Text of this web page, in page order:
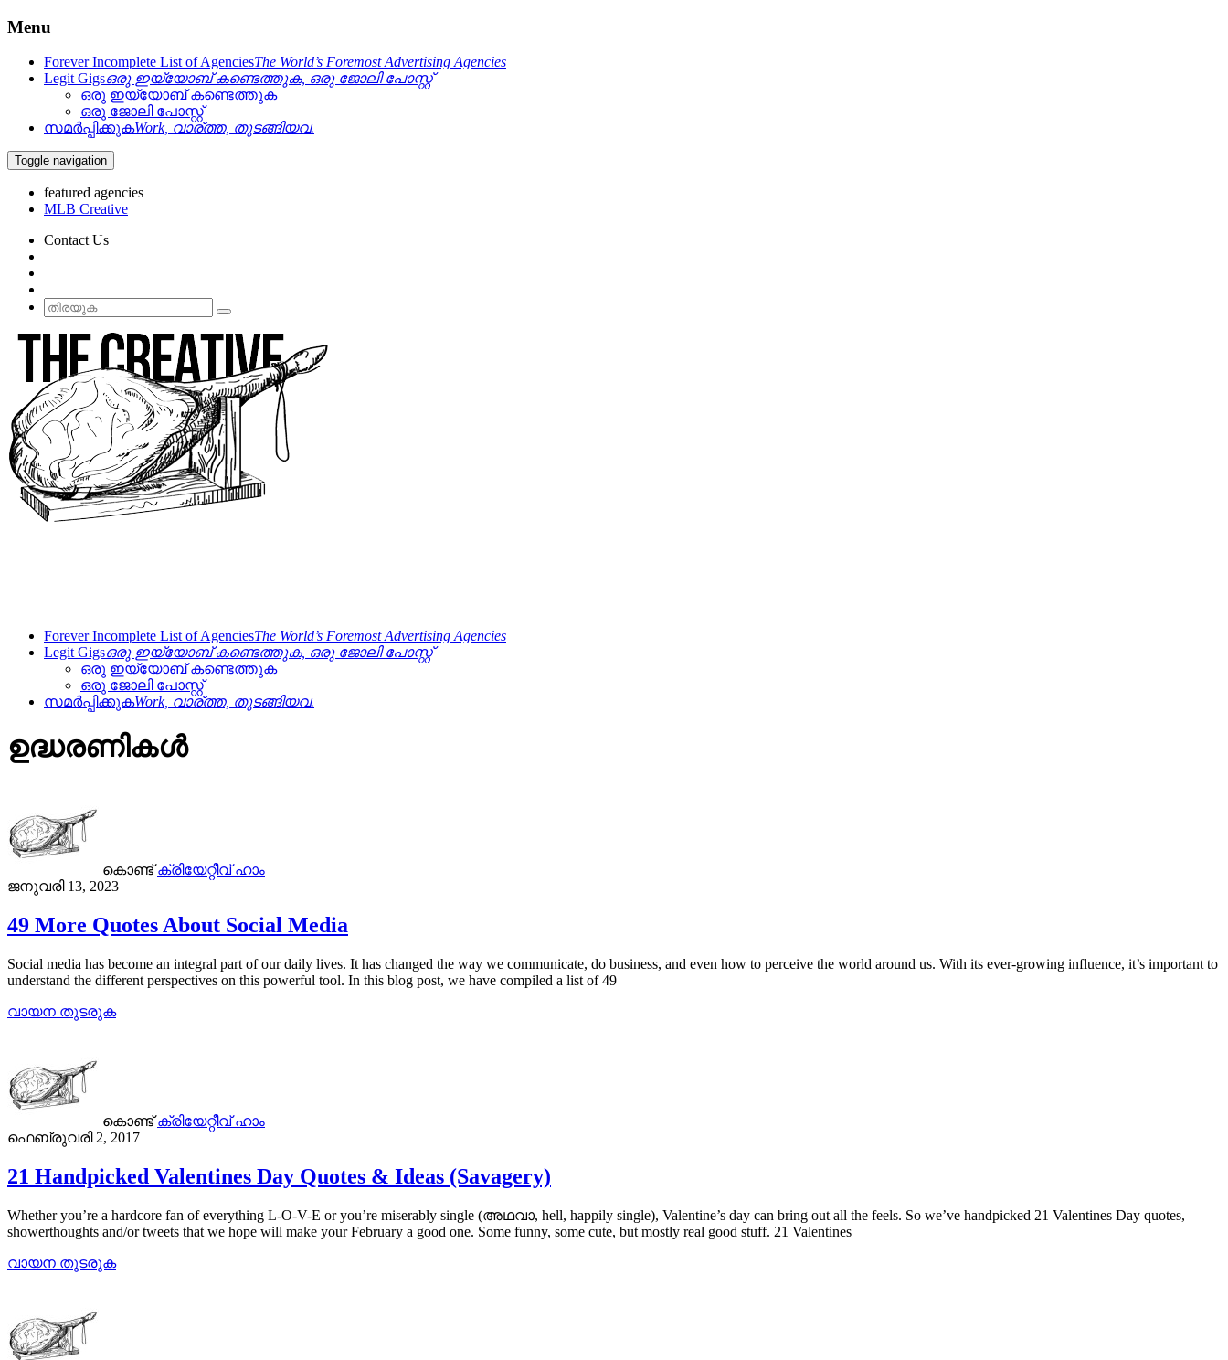
Menu
Forever Incomplete List of AgenciesThe World’s Foremost Advertising Agencies
Legit Gigsഒരു ഇയ്യോബ് കണ്ടെത്തുക, ഒരു ജോലി പോസ്റ്റ്
ഒരു ഇയ്യോബ് കണ്ടെത്തുക
ഒരു ജോലി പോസ്റ്റ്
സമർപ്പിക്കുകWork, വാര്ത്ത, തുടങ്ങിയവ.
Toggle navigation
featured agencies
Contact Us
Forever Incomplete List of AgenciesThe World’s Foremost Advertising Agencies
Legit Gigsഒരു ഇയ്യോബ് കണ്ടെത്തുക, ഒരു ജോലി പോസ്റ്റ്
ഒരു ഇയ്യോബ് കണ്ടെത്തുക
ഒരു ജോലി പോസ്റ്റ്
സമർപ്പിക്കുകWork, വാര്ത്ത, തുടങ്ങിയവ.
ഉദ്ധരണികൾ
കൊണ്ട്ക്രിയേറ്റീവ് ഹാം
ജനുവരി 13, 2023
49 More Quotes About Social Media
Social media has become an integral part of our daily lives. It has changed the way we communicate, do business, and even how to perceive the world around us. With its ever-growing influence, it’s important to
understand the different perspectives on this powerful tool. In this blog post, we have compiled a list of 49
വായന തുടരുക
കൊണ്ട്ക്രിയേറ്റീവ് ഹാം
ഫെബ്രുവരി 2, 2017
21 Handpicked Valentines Day Quotes & Ideas (Savagery)
Whether you’re a hardcore fan of everything L-O-V-E or you’re miserably single (അഥവാ, hell, happily single), Valentine’s day can bring out all the feels. So we’ve handpicked 21 Valentines Day quotes,
showerthoughts and/or tweets that we hope will make your February a good one. Some funny, some cute, but mostly real good stuff. 21 Valentines
വായന തുടരുക